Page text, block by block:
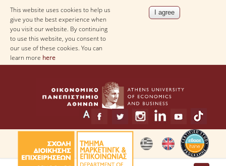
This website uses cookies to help us
give you the best experience when
you visit our website. By continuing
to use this website, you consent to
our use of these cookies. You can
learn more here